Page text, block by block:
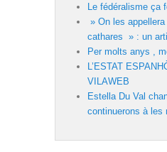
Le fédéralisme ça
» On les
cathares » : un
Per molts anys ,
L’ESTAT
VILAWEB
Estella Du Val
continuerons à les